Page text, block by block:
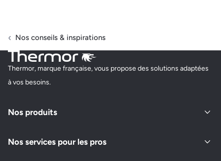
Nos conseils & inspirations
Thermor, marque française, vous propose des solutions adaptées
à vos besoins.
Nos produits
Nos services pour les pros